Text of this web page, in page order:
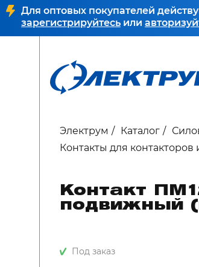
Для оптовых покупателей
зарегистрируйтесь или
Электрум Каталог
Контакты для контакторов
Контакт
подвижный
Под заказ